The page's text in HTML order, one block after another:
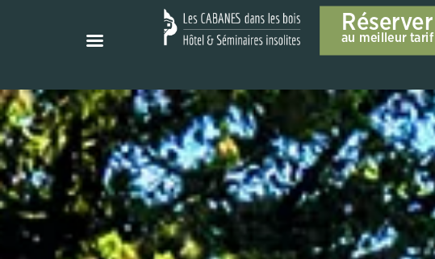
Réserver
au meilleur tarif